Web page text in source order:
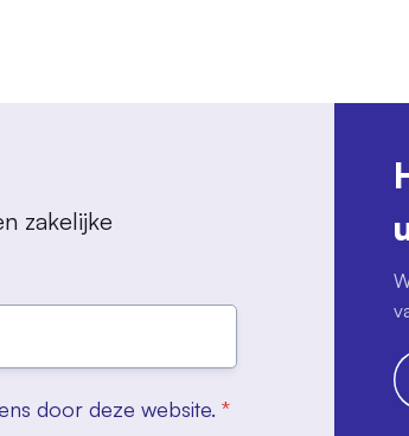
zakelijke
door deze website. *